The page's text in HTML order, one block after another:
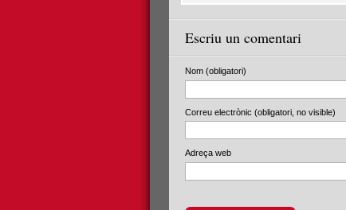
Escriu un comentari
Nom (obligatori)
Correu electrònic (obligatori, no visible)
Adreça web